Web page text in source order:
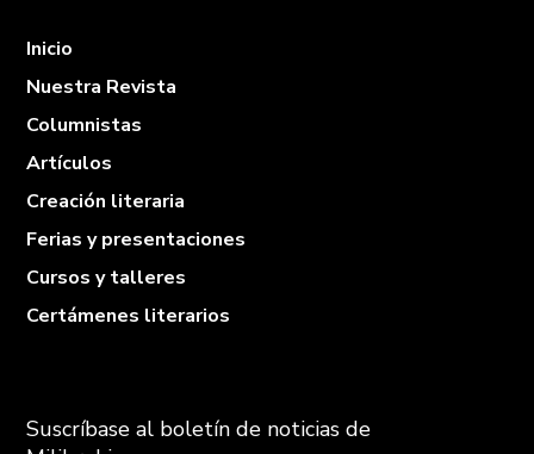
Inicio
Nuestra Revista
Columnistas
Artículos
Creación literaria
Ferias y presentaciones
Cursos y talleres
Certámenes literarios
Suscríbase al boletín de noticias de